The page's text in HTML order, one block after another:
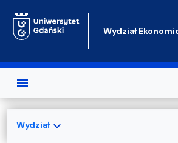
Wydział
Wydziałexpand_more